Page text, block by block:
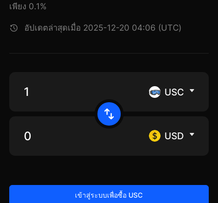
เพียง 0.1%
อัปเดตล่าสุดเมื่อ 2025-12-20 04:06 (UTC)
USC
USD
เข้าสู่ระบบเพื่อซื้อ USC